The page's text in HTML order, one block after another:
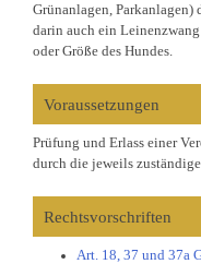
Grünanlagen, Parkanlagen)
darin auch ein
oder Größe des Hundes.
Voraussetzungen
Prüfung und Erlass einer
durch die jeweils zuständige
Rechtsvorschriften
Art. 18, 37 und 37a